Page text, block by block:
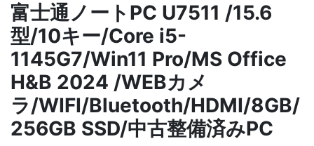
富士通ノートPC U7511 /15.6
型/10キー/Core i5-
1145G7/Win11 Pro/MS Office
H&B 2024 /WEBカメ
ラ/WIFI/Bluetooth/HDMI/8GB/
256GB SSD/中古整備済みPC